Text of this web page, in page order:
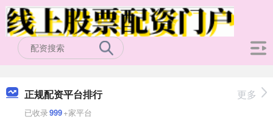
正规配资平台排行
已收录999+家平台
更多